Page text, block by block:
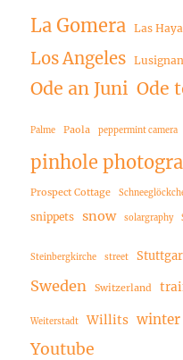
La Gomera Las
Los Angeles Lusignan
Ode an Juni Ode
Palme Paola peppermint camera
pinhole
Prospect Cottage
snippets snow solargraphy
Steinbergkirche street
Sweden Switzerland
Weiterstadt Willits winter
Youtube